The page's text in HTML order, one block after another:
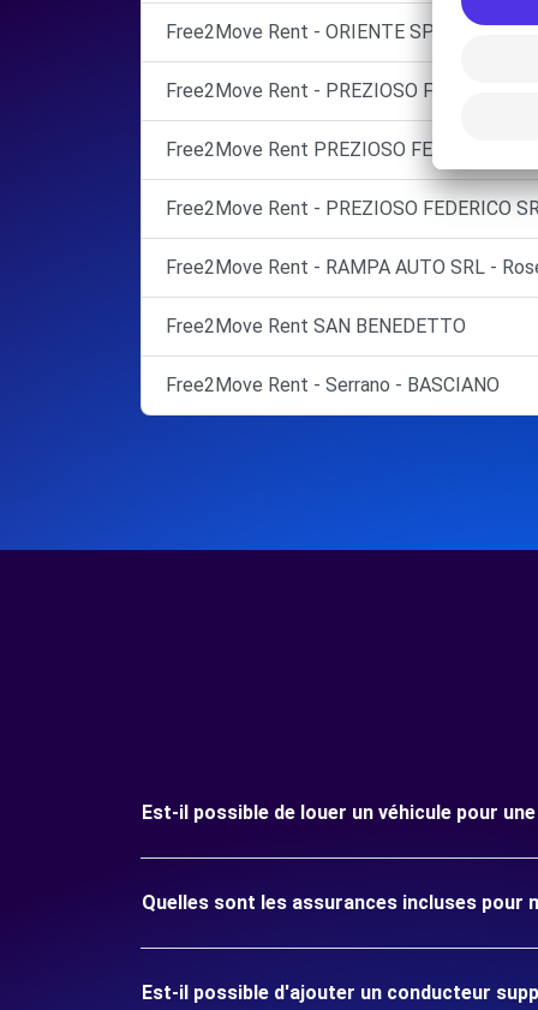
Free2Move Rent - ORIENTE SPA -
Free2Move Rent - PREZIOSO FEDERICO
Free2Move Rent PREZIOSO FEDERICO
Free2Move Rent - PREZIOSO FEDERICO
Free2Move Rent - RAMPA AUTO SRL -
Free2Move Rent SAN BENEDETTO
Free2Move Rent - Serrano - BASCIANO
Est-il possible de louer un véhicule pour
Quelles sont les assurances incluses pour
Est-il possible d'ajouter un conducteur